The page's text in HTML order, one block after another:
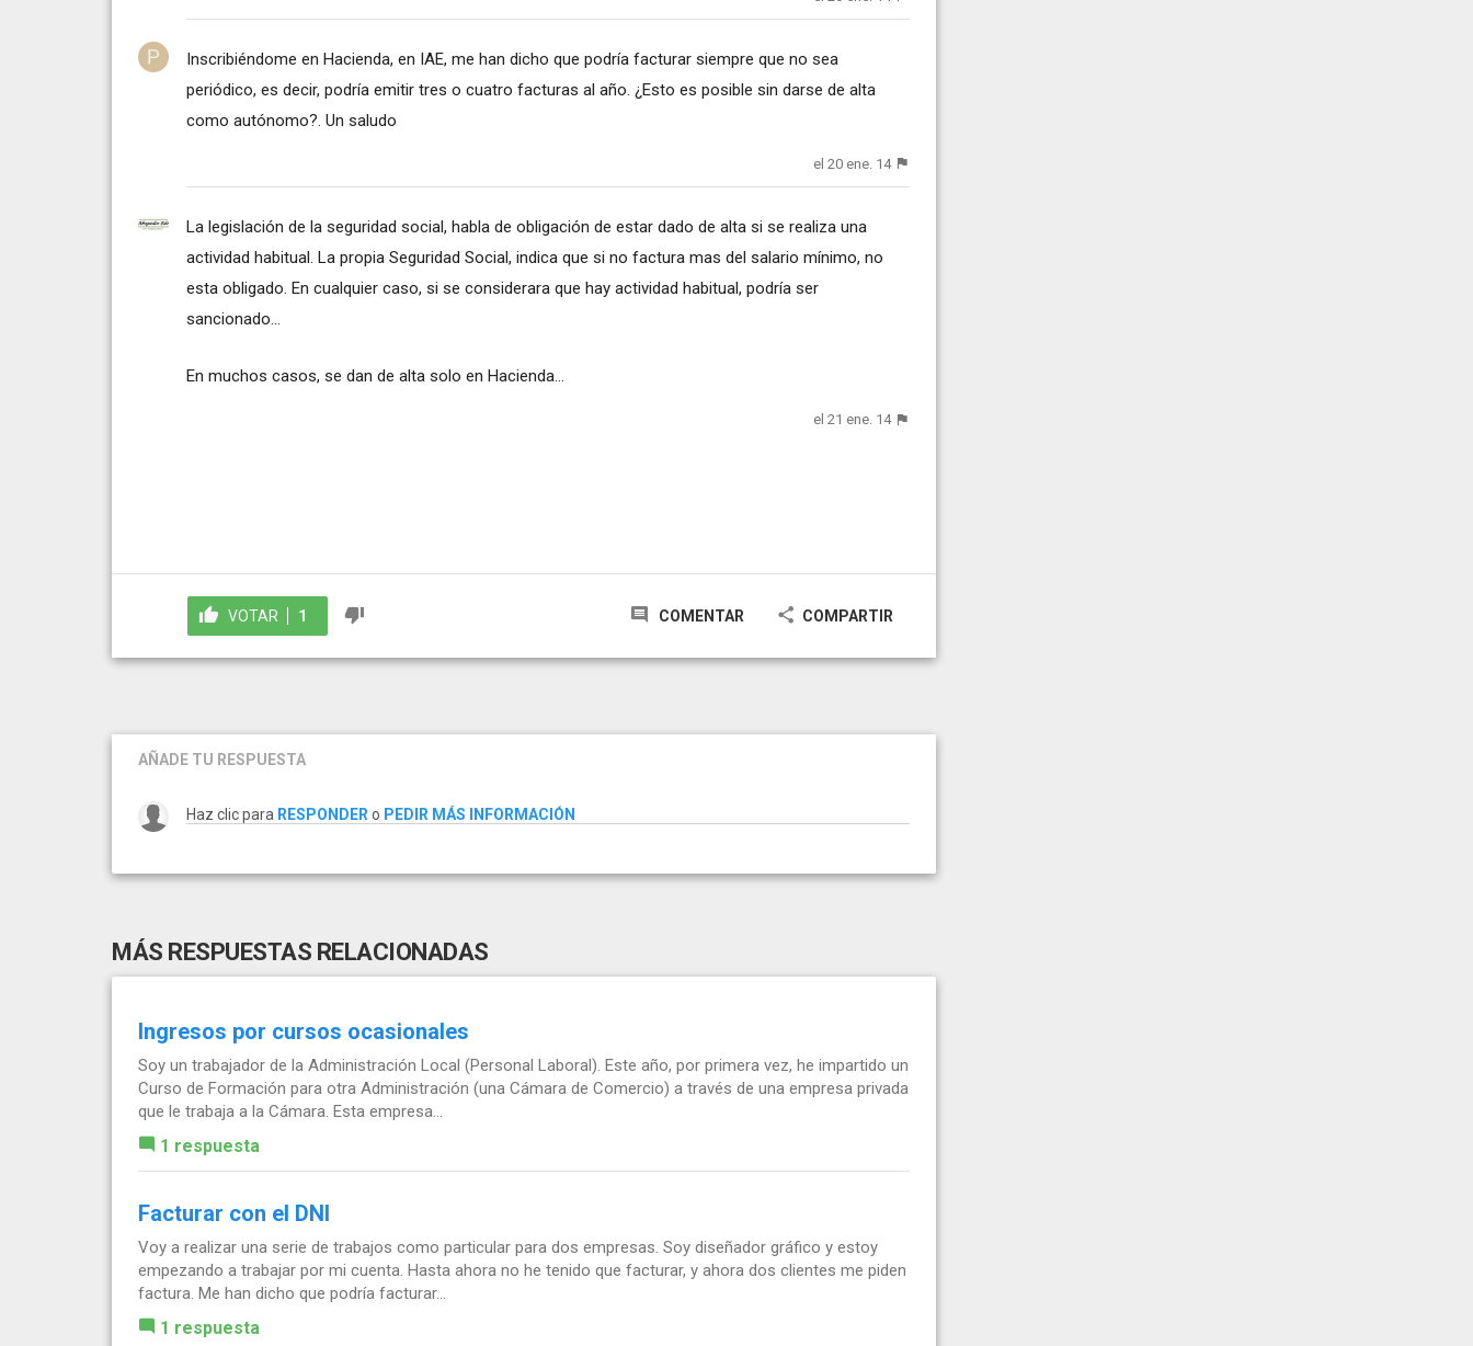
Inscribiéndome en Hacienda, en IAE, me han dicho que podría facturar siempre que no sea
periódico, es decir, podría emitir tres o cuatro facturas al año. ¿Esto es posible sin darse de alta
como autónomo?. Un saludo
el 20 ene. 14
La legislación de la seguridad social, habla de obligación de estar dado de alta si se realiza una
actividad habitual. La propia Seguridad Social, indica que si no factura mas del salario mínimo, no
esta obligado. En cualquier caso, si se considerara que hay actividad habitual, podría ser
sancionado...
En muchos casos, se dan de alta solo en Hacienda...
el 21 ene. 14
VOTAR 1 COMENTAR COMPARTIR
AÑADE TU RESPUESTA
Haz clic para RESPONDER o PEDIR MÁS INFORMACIÓN
MÁS RESPUESTAS RELACIONADAS
Ingresos por cursos ocasionales
Soy un trabajador de la Administración Local (Personal Laboral). Este año, por primera vez, he impartido un
Curso de Formación para otra Administración (una Cámara de Comercio) a través de una empresa privada
que le trabaja a la Cámara. Esta empresa...
1 respuesta
Facturar con el DNI
Voy a realizar una serie de trabajos como particular para dos empresas. Soy diseñador gráfico y estoy
empezando a trabajar por mi cuenta. Hasta ahora no he tenido que facturar, y ahora dos clientes me piden
factura. Me han dicho que podría facturar...
1 respuesta